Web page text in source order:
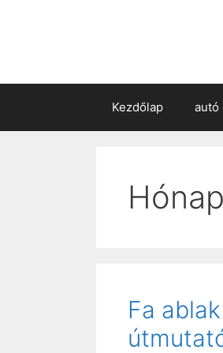
Kezdőlap autó
Fa